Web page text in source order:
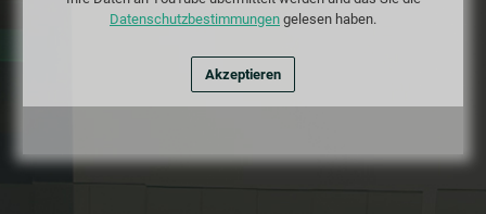
Datenschutzbestimmungen gelesen haben.
Akzeptieren